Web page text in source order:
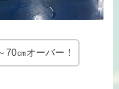
70㎝オーバー！